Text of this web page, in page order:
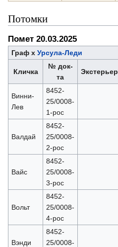
Потомки
Помет 20.03.2025
Граф х Урсула-Леди
Кличка
№ док-
та
Экстерьер
Винни-
Лев
8452-
25/0008-
1-рос
Валдай
8452-
25/0008-
2-рос
Вайс
8452-
25/0008-
3-рос
Вольт
8452-
25/0008-
4-рос
Вэнди
8452-
25/0008-